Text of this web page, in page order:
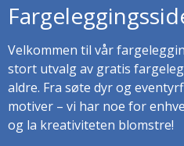
Velkommen til vår
stort utvalg av gratis
aldre. Fra søte dyr og
motiver – vi har noe for
og la kreativiteten blomstre!